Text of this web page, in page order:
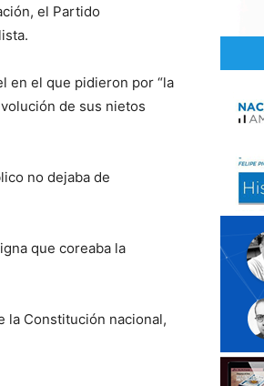
el Partido
en el que pidieron por “la
de sus nietos
no dejaba de
que coreaba la
la Constitución nacional,